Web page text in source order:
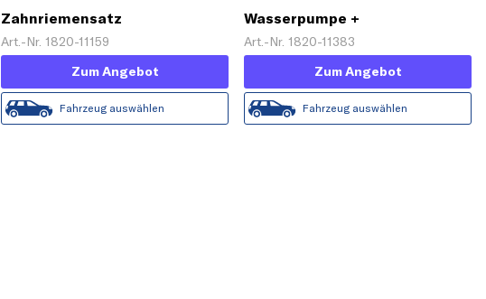
Zahnriemensatz
Art.-Nr. 1820-11159
Zum Angebot
Fahrzeug auswählen
Wasserpumpe +
Zahnriemensatz
Art.-Nr. 1820-11383
Zum Angebot
Fahrzeug auswählen